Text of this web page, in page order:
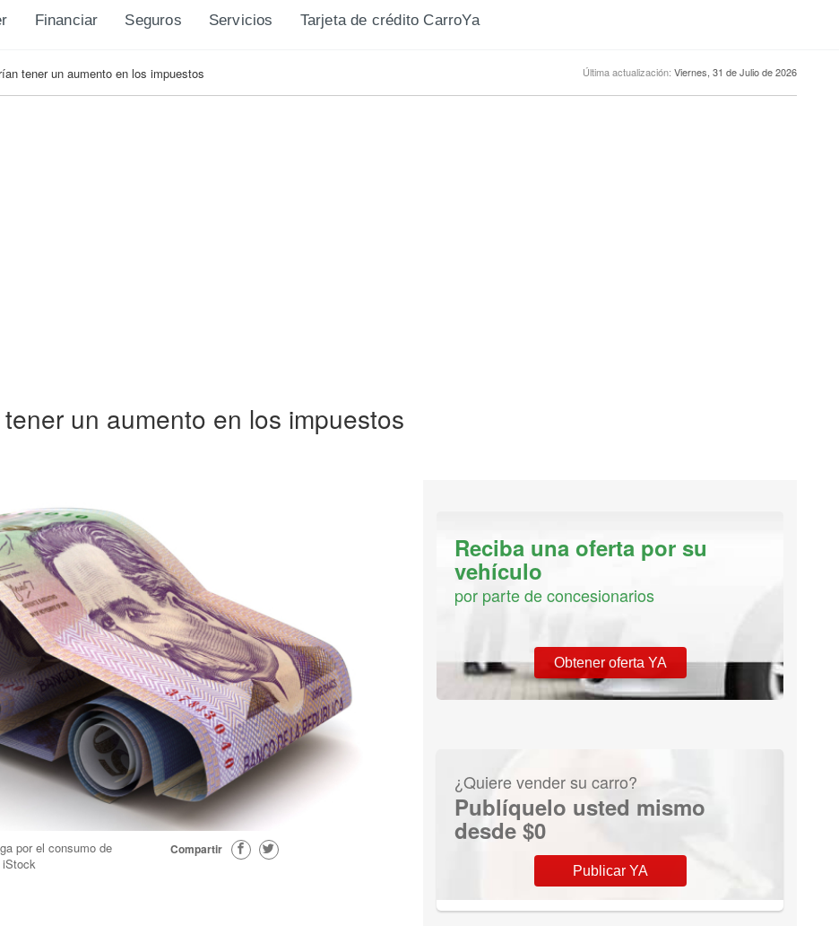
Financiar Seguros Servicios Tarjeta de crédito CarroYa
tener un aumento en los impuestos Última actualización: Viernes, 31 de Julio de 2026
un aumento en los impuestos
por el consumo de
iStock
Compartir
Reciba una oferta por su
vehículo
por parte de concesionarios
Obtener oferta YA
¿Quiere vender su carro?
Publíquelo usted mismo
desde $0
Publicar YA